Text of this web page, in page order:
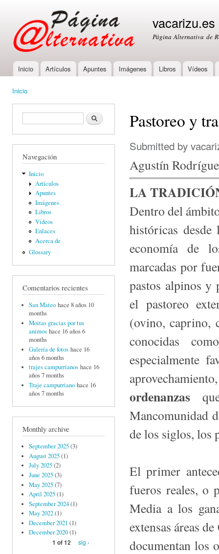
vacarizu.es
Página Alternativa de
Main menu
Inicio Artículos Apuntes Imágenes Libros Vídeos
Inicio
Formulario de búsquedaBuscar
Navegación
Inicio
Artículos
Apuntes
Imágenes
Libros
Vídeos
Enlaces
Acerca de
Glossary
Comentarios recientes
San Mateo hace 8 años 10
months
Moitas gracias por tus
animos hace 16 años 6
months
Galería de fotos hace 16
años 6 months
trajes campurrianos hace 16
años 7 months
Traje campurriano hace 16
años 7 months
Monthly archive
September 2025(3)
August 2025(1)
July 2025(2)
June 2025(3)
May 2025(7)
April 2025(1)
September 2024(1)
May 2022(1)
December 2021 (1)
December 2020(1)
1 of 12
sig ›
Pastoreo y
Submitted by
Agustín
LA
Dentro del
históricas
economía de
marcadas por
pastos alpinos y
el pastoreo
(ovino, caprino,
conocidas
especialmente
ordenanzas
Mancomunidad
de los siglos, los
El primer
fueros reales, o
Media a los
extensas áreas
documentan los